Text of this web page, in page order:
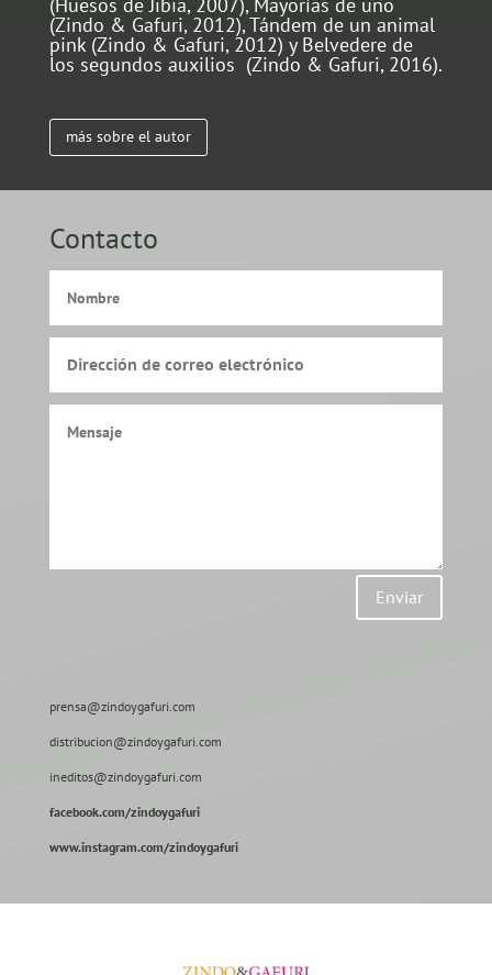
(Huesos de Jibia, 2007), Mayorías de uno
(Zindo & Gafuri, 2012), Tándem de un animal
pink (Zindo & Gafuri, 2012) y Belvedere de
los segundos auxilios (Zindo & Gafuri, 2016).
más sobre el autor
Contacto
Enviar
prensa@zindoygafuri.com
distribucion@zindoygafuri.com
ineditos@zindoygafuri.com
facebook.com/zindoygafuri
www.instagram.com/zindoygafuri